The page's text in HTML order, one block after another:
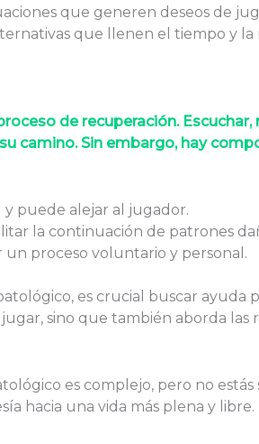
que generen deseos de
que llenen el tiempo y la
de recuperación.
camino. Sin embargo, hay
y puede alejar al jugador.
la continuación de patrones
un proceso voluntario y personal.
es crucial buscar ayuda
sino que también aborda las
es complejo, pero no estás
hacia una vida más plena y libre.